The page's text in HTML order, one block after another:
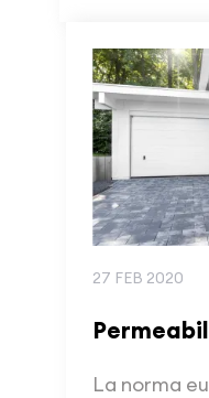
27 FEB 2020
La norma